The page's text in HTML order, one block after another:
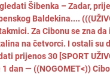
Šibenka – Zadar,
Baldekina....
Za Cibonu se zna
na četvorci. I ostali su
prijenos 30 [SPORT
dan — ((NOGOMET<))